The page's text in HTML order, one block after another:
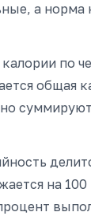
а норма
по
общая
на 100